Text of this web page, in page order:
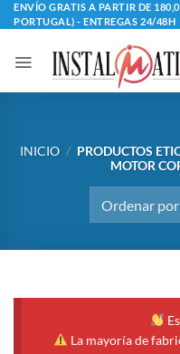
Saltar
al
contenido
ENVÍO GRATIS A PARTIR DE
PORTUGAL) - ENTREGAS 24/48H
INICIO / PRODUCTOS
MOTOR
La mayoría de